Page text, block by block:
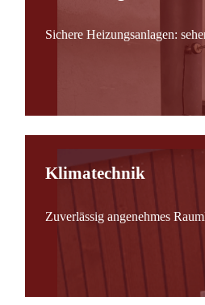
Sichere Heizungsanlagen:
Klimatechnik
Zuverlässig angenehmes